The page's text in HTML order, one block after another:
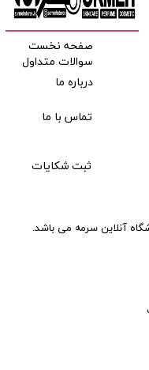
آنلاین سرمه می باشد.
ثبت شکایات
تماس با ما
سوالات متداول
درباره ما
صفحه نخست